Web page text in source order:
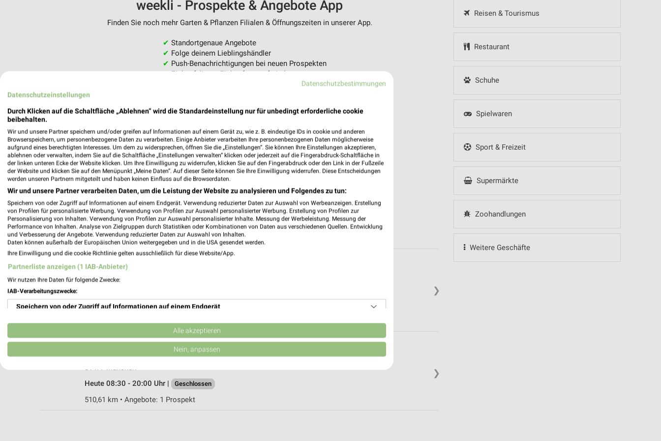
Reisen & Tourismus
Restaurant
Schuhe
Spielwaren
Sport & Freizeit
Supermärkte
Zoohandlungen
Weitere Geschäfte
weekli - Prospekte & Angebote App
Finden Sie noch mehr Garten & Pflanzen Filialen & Öffnungszeiten in unserer App.
✔ Standortgenaue Angebote
✔ Folge deinem Lieblingshändler
✔ Push-Benachrichtigungen bei neuen Prospekten
✔Einkaufsliste - Einkauf stressfrei planen
❯
Pflanzen-Kölle Unterhaching
82008 Unterhaching
Heute 09:00 - 19:00 Uhr | Geschlossen
❯
Meglingerstr. 27
81477 München
Heute 08:30 - 20:00 Uhr |
Geschlossen
510,61 km • Angebote: 1 Prospekt
Datenschutzbestimmungen
Datenschutzeinstellungen
Durch Klicken auf die Schaltfläche „Ablehnen“ wird die Standardeinstellung nur für unbedingt erforderliche cookie
beibehalten.
Wir und unsere Partner speichern und/oder greifen auf Informationen auf einem Gerät zu, wie z. B. eindeutige IDs in cookie und anderen
Browserspeichern, um personenbezogene Daten zu verarbeiten. Einige Anbieter verarbeiten Ihre personenbezogenen Daten möglicherweise
aufgrund eines berechtigten Interesses. Um dem zu widersprechen, öffnen Sie die „Einstellungen“. Sie können Ihre Einstellungen akzeptieren,
ablehnen oder verwalten, indem Sie auf die Schaltfläche „Einstellungen verwalten“ klicken oder jederzeit auf die Fingerabdruck-Schaltfläche in
der linken unteren Ecke der Website klicken. Um Ihre Einwilligung zu widerrufen, klicken Sie auf den Fingerabdruck oder den Link in der Fußzeile
der Website und klicken Sie auf den Menüpunkt „Meine Daten“. Auf dieser Seite können Sie Ihre Einwilligung widerrufen. Diese Entscheidungen
werden unseren Partnern mitgeteilt und haben keinen Einfluss auf die Browserdaten.
Wir und unsere Partner verarbeiten Daten, um die Leistung der Website zu analysieren und Folgendes zu tun:
Speichern von oder Zugriff auf Informationen auf einem Endgerät. Verwendung reduzierter Daten zur Auswahl von Werbeanzeigen. Erstellung
von Profilen für personalisierte Werbung. Verwendung von Profilen zur Auswahl personalisierter Werbung. Erstellung von Profilen zur
Personalisierung von Inhalten. Verwendung von Profilen zur Auswahl personalisierter Inhalte. Messung der Werbeleistung. Messung der
Performance von Inhalten. Analyse von Zielgruppen durch Statistiken oder Kombinationen von Daten aus verschiedenen Quellen. Entwicklung
und Verbesserung der Angebote. Verwendung reduzierter Daten zur Auswahl von Inhalten.
Daten können außerhalb der Europäischen Union weitergegeben und in die USA gesendet werden.
Ihre Einwilligung und die cookie Richtlinie gelten ausschließlich für diese Website/App.
Partnerliste anzeigen (1 IAB-Anbieter)
Wir nutzen Ihre Daten für folgende Zwecke:
IAB-Verarbeitungszwecke:
Speichern von oder Zugriff auf Informationen auf einem Endgerät
Verwendung reduzierter Daten zur Auswahl von Werbeanzeigen
Erstellung von Profilen für personalisierte Werbung
Erstellung von Profilen zur Personalisierung von Inhalten
Alle akzeptieren
Nein, anpassen